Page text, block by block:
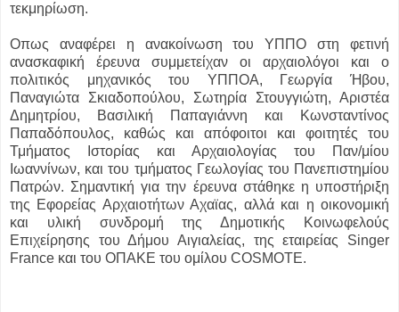
τεκμηρίωση.
Οπως αναφέρει η ανακοίνωση του ΥΠΠΟ στη φετινή
ανασκαφική έρευνα συμμετείχαν οι αρχαιολόγοι και ο
πολιτικός μηχανικός του ΥΠΠΟΑ, Γεωργία Ήβου,
Παναγιώτα Σκιαδοπούλου, Σωτηρία Στουγγιώτη, Αριστέα
Δημητρίου, Βασιλική Παπαγιάννη και Κωνσταντίνος
Παπαδόπουλος, καθώς και απόφοιτοι και φοιτητές του
Τμήματος Ιστορίας και Αρχαιολογίας του Παν/μίου
Ιωαννίνων, και του τμήματος Γεωλογίας του Πανεπιστημίου
Πατρών. Σημαντική για την έρευνα στάθηκε η υποστήριξη
της Εφορείας Αρχαιοτήτων Αχαϊας, αλλά και η οικονομική
και υλική συνδρομή της Δημοτικής Κοινωφελούς
Επιχείρησης του Δήμου Αιγιαλείας, της εταιρείας Singer
France και του ΟΠΑΚΕ του ομίλου COSMOTE.